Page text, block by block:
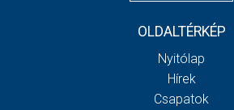
OLDALTÉRKÉP
Nyitólap
Hírek
Csapatok